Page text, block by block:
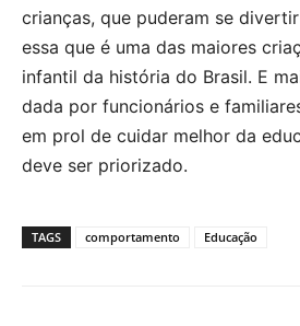
crianças, que puderam se
essa que é uma das maiores
infantil da história do Brasil. E
dada por funcionários e
em prol de cuidar melhor da
deve ser priorizado.
TAGS comportamento Educação